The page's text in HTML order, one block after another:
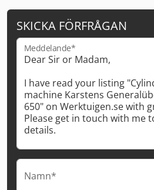
SKICKA FÖRFRÅGAN
Meddelande*
Namn*